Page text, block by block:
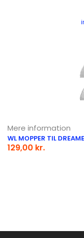
Mere information
WL MOPPER TIL
129,00 kr.